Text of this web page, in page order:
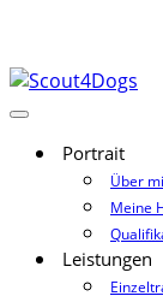
Portrait
Über
Meine
Leistungen